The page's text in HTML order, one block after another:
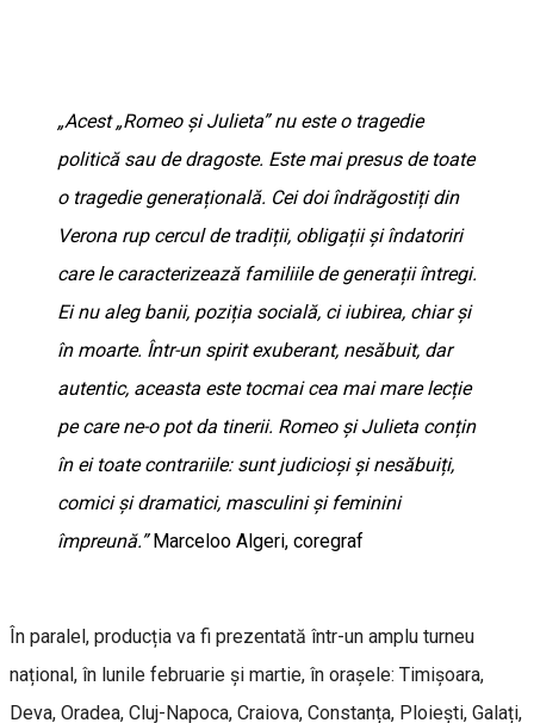
„Acest „Romeo și Julieta” nu este o tragedie
politică sau de dragoste. Este mai presus de toate
o tragedie generațională. Cei doi îndrăgostiți din
Verona rup cercul de tradiții, obligații și îndatoriri
care le caracterizează familiile de generații întregi.
Ei nu aleg banii, poziția socială, ci iubirea, chiar și
în moarte. Într-un spirit exuberant, nesăbuit, dar
autentic, aceasta este tocmai cea mai mare lecție
pe care ne-o pot da tinerii. Romeo și Julieta conțin
în ei toate contrariile: sunt judicioși și nesăbuiți,
comici și dramatici, masculini și feminini
împreună.”Marceloo Algeri, coregraf
În paralel, producția va fi prezentată într-un amplu turneu
național, în lunile februarie și martie, în orașele: Timișoara,
Deva, Oradea, Cluj-Napoca, Craiova, Constanța, Ploiești, Galați,